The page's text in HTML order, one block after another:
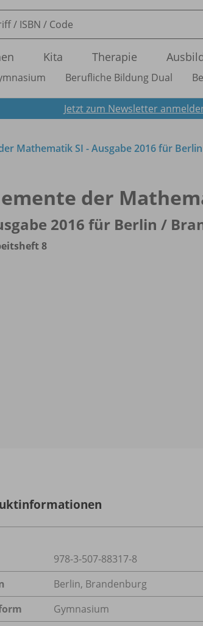
Kita Therapie
Berufliche Bildung Dual
Jetzt zum Newsletter
Mathematik SI - Ausgabe 2016 für
der
2016 für Berlin /
8
978-3-507-88317-8
Berlin, Brandenburg
Gymnasium